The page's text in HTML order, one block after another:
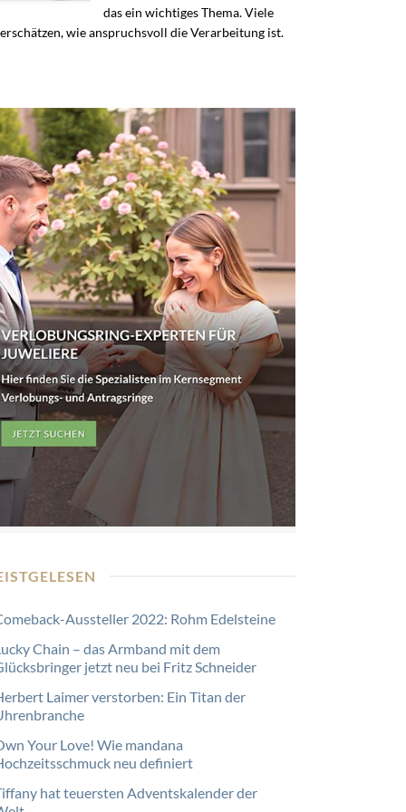
das ein wichtiges Thema. Viele
wie anspruchsvoll die Verarbeitung ist.
Aussteller 2022: Rohm Edelsteine
Chain – das Armband mit dem
jetzt neu bei Fritz Schneider
Laimer verstorben: Ein Titan der
Your Love! Wie mandana
neu definiert
hat teuersten Adventskalender der